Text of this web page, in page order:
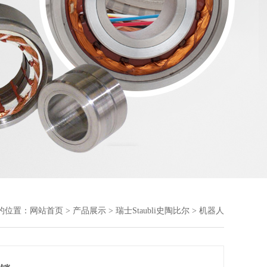
位置： 网站首页 > 产品展示 > 瑞士Staubli史陶比尔 > 机器人